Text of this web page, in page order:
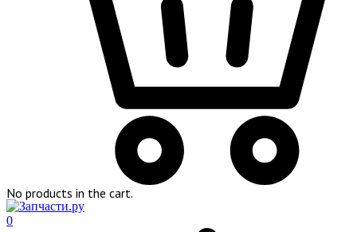
No products in the cart.
0